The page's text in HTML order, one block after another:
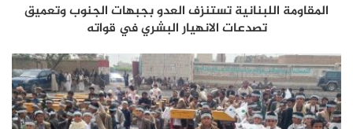
المقاومة اللبنانية تستنزف العدو بجبهات الجنوب وتعميق
تصدعات الانهيار البشري في قواته